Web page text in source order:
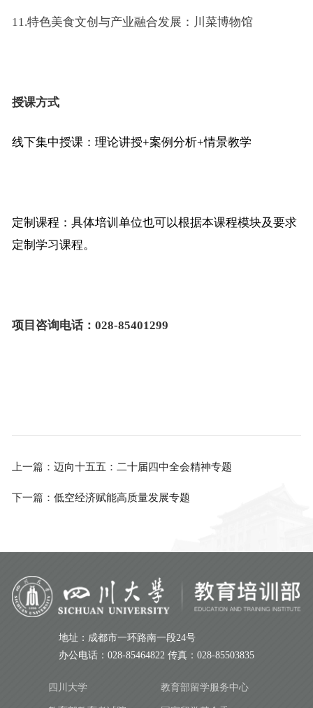
11.特色美食文创与产业融合发展：川菜博物馆
授课方式
线下集中授课：理论讲授+案例分析+情景教学
定制课程：具体培训单位也可以根据本课程模块及要求
定制学习课程。
项目咨询电话： 028-85401299
上一篇： 迈向十五五：二十届四中全会精神专题
下一篇： 低空经济赋能高质量发展专题
地址：成都市一环路南一段24号
办公电话：028-85464822 传真：028-85503835
四川大学 教育部留学服务中心